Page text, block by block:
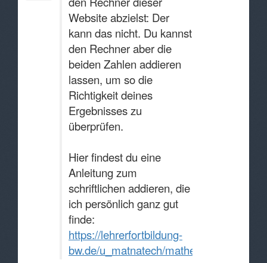
Website abzielst: Der
kann das nicht. Du kannst
den Rechner aber die
beiden Zahlen addieren
lassen, um so die
Richtigkeit deines
Ergebnisses zu
überprüfen.
Hier findest du eine
Anleitung zum
schriftlichen addieren, die
ich persönlich ganz gut
finde:
https://lehrerfortbildung-
bw.de/u_matnatech/mathematik/bs/bej/